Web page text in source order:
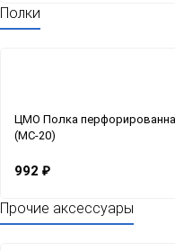
Полки
ЦМО Полка
(МС-20)
992 ₽
Прочие аксессуары